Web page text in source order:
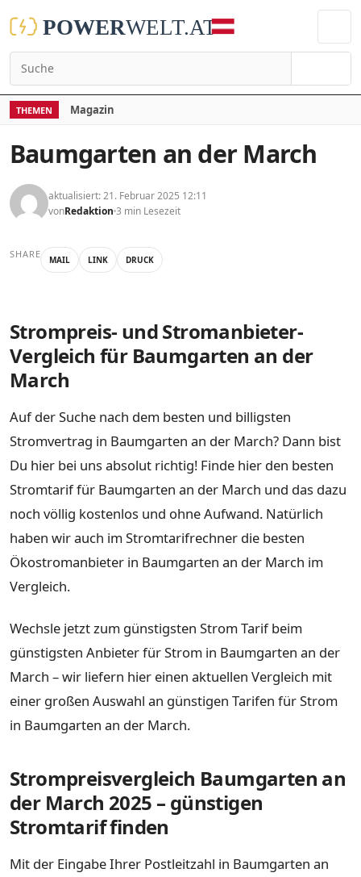
THEMEN Magazin
Baumgarten an der March
aktualisiert: 21. Februar 2025 12:11
vonRedaktion 3 min Lesezeit
SHARE MAIL LINK DRUCK
Strompreis- und Stromanbieter-
Vergleich für Baumgarten an der
March
Auf der Suche nach dem besten und billigsten
Stromvertrag in Baumgarten an der March? Dann bist
Du hier bei uns absolut richtig! Finde hier den besten
Stromtarif für Baumgarten an der March und das dazu
noch völlig kostenlos und ohne Aufwand. Natürlich
haben wir auch im Stromtarifrechner die besten
Ökostromanbieter in Baumgarten an der March im
Vergleich.
Wechsle jetzt zum günstigsten Strom Tarif beim
günstigsten Anbieter für Strom in Baumgarten an der
March – wir liefern hier einen aktuellen Vergleich mit
einer großen Auswahl an günstigen Tarifen für Strom
in Baumgarten an der March.
Strompreisvergleich Baumgarten an
der March 2025 – günstigen
Stromtarif finden
Mit der Eingabe Ihrer Postleitzahl in Baumgarten an